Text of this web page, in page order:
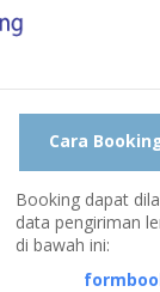
Cara
Booking dapat
data pengiriman
di bawah ini: